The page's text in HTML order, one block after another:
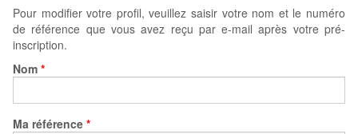
Pour modifier votre profil, veuillez saisir votre nom et le numéro
de référence que vous avez reçu par e-mail après votre pré-
inscription.
Nom *
Ma référence *